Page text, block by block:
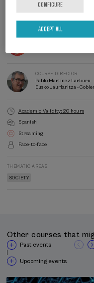
Course
COURSE DIRECTOR
COURSE DIRECTOR
Pablo Martínez Larburu
Eusko Jaurlaritza -
Academic Validity: 20 hours
Spanish
Streaming
Face-to-face
THEMATIC AREAS
SOCIETY
Other courses that
Past events
Upcoming events
CONFIGURE
ACCEPT ALL